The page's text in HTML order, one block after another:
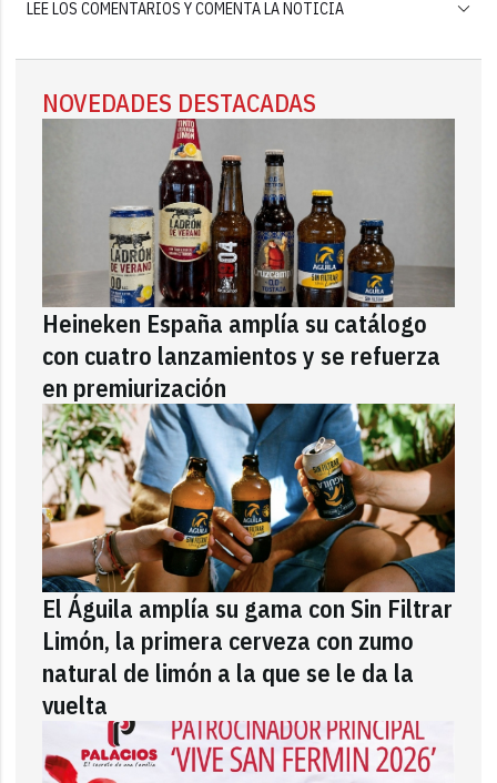
LEE LOS COMENTARIOS Y COMENTA LA NOTICIA
NOVEDADES DESTACADAS
Heineken España amplía su catálogo
con cuatro lanzamientos y se refuerza
en premiurización
El Águila amplía su gama con Sin Filtrar
Limón, la primera cerveza con zumo
natural de limón a la que se le da la
vuelta